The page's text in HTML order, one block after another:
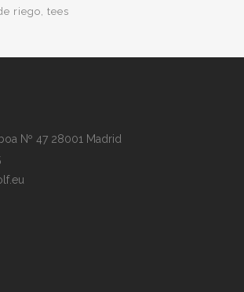
riego
tees
Nº 47 28001 Madrid